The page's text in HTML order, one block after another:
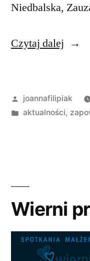
Niedbalska,
Czytaj dalej
Opublikowane
przez
joannafilipiak
Opublikowano
aktualności,
Wierni